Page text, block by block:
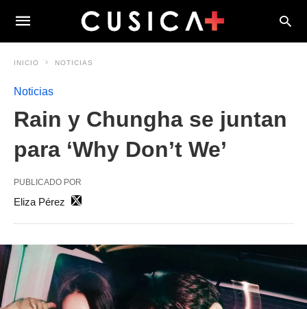
INICIO NOTICIAS
Noticias
Rain y Chungha se juntan
para ‘Why Don’t We’
PUBLICADO POR
Eliza Pérez